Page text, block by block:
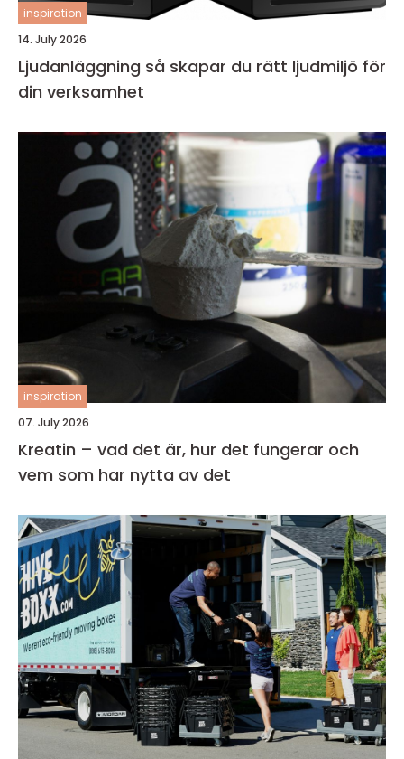
inspiration
14. July 2026
Ljudanläggning så skapar du rätt ljudmiljö för
din verksamhet
inspiration
07. July 2026
Kreatin – vad det är, hur det fungerar och
vem som har nytta av det